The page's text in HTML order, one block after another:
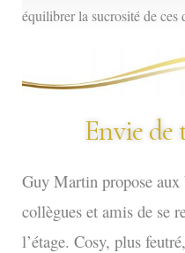
équilibrer la sucrosité de ces
Envie
Guy Martin propose aux
collègues et amis de se
l’étage. Cosy, plus